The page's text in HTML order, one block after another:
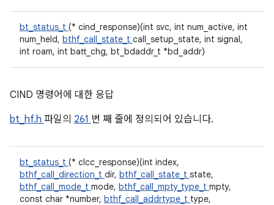
bt_status_t (* cind_response)(int svc, int num_active, int
num_held, bthf_call_state_t call_setup_state, int signal,
int roam, int batt_chg, bt_bdaddr_t *bd_addr)
CIND 명령어에 대한 응답
bt_hf.h 파일의 261 번 째 줄에 정의되어 있습니다.
bt_status_t (* clcc_response)(int index,
bthf_call_direction_t dir, bthf_call_state_t state,
bthf_call_mode_t mode, bthf_call_mpty_type_t mpty,
const char *number, bthf_call_addrtype_t type,